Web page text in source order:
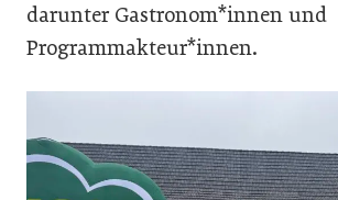
darunter Gastronom*innen und
Programmakteur*innen.